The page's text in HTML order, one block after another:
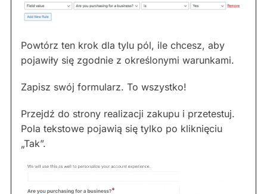
Powtórz ten krok dla tylu pól, ile chcesz, aby
pojawiły się zgodnie z określonymi warunkami.
Zapisz swój formularz. To wszystko!
Przejdź do strony realizacji zakupu i przetestuj.
Pola tekstowe pojawią się tylko po kliknięciu
„Tak”.